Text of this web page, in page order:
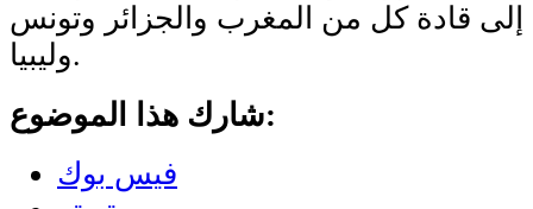
إلى قادة كل من المغرب والجزائر وتونس
وليبيا.
شارك هذا الموضوع:
فيس بوك